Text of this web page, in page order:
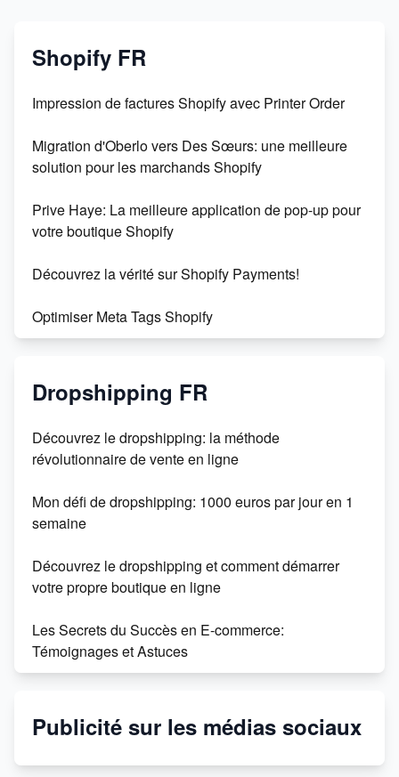
Shopify FR
Impression de factures Shopify avec Printer Order
Migration d'Oberlo vers Des Sœurs: une meilleure
solution pour les marchands Shopify
Prive Haye: La meilleure application de pop-up pour
votre boutique Shopify
Découvrez la vérité sur Shopify Payments!
Optimiser Meta Tags Shopify
incontournable
l'intelligence artificielle
boutique en ligne
en ligne sans budget
Dropshipping FR
Découvrez le dropshipping: la méthode
révolutionnaire de vente en ligne
Mon défi de dropshipping: 1000 euros par jour en 1
semaine
Découvrez le dropshipping et comment démarrer
votre propre boutique en ligne
Les Secrets du Succès en E-commerce:
Témoignages et Astuces
ligne sans stock
Publicité sur les médias sociaux